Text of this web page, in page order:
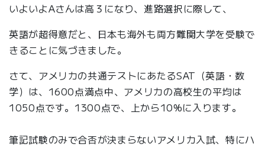
いよいよAさんは高３になり、進路選択に際して、
英語が超得意だと、日本も海外も両方難関大学を受験で
きることに気づきました。
さて、アメリカの共通テストにあたるSAT（英語・数
学）は、1600点満点中、アメリカの高校生の平均は
1050点です。1300点で、上から10%に入ります。
筆記試験のみで合否が決まらないアメリカ入試、特にハ